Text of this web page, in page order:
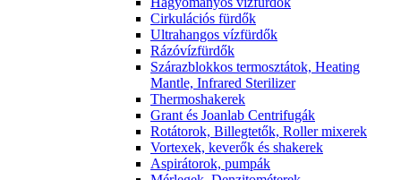
Cirkulációs fürdők
Ultrahangos vízfürdők
Rázóvízfürdők
Szárazblokkos termosztátok, Heating
Mantle, Infrared Sterilizer
Thermoshakerek
Grant és Joanlab Centrifugák
Rotátorok, Billegtetők, Roller mixerek
Vortexek, keverők és shakerek
Aspirátorok, pumpák